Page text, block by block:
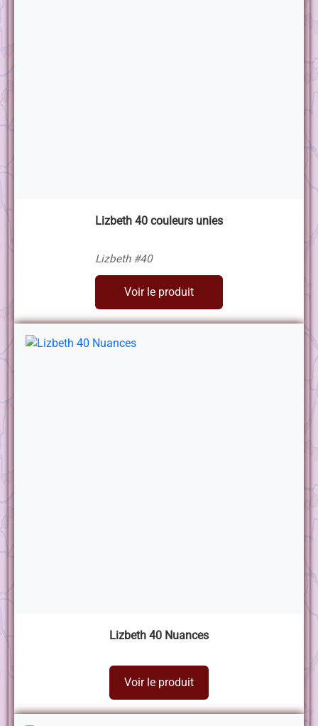
Lizbeth 40 couleurs unies
Lizbeth #40
Voir le produit
Lizbeth 40 Nuances
Voir le produit